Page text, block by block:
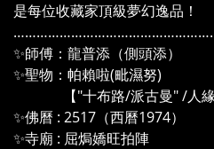
是每位收藏家頂級夢幻逸品！
✨師傅：龍普添（側頭添）
✨聖物：帕賴啦(毗濕努)
【"十布路/派古曼" /人緣
✨佛曆 : 2517（西曆1974）
✨寺廟 : 屈焗嬌旺拍陣